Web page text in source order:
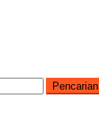
Pencarian